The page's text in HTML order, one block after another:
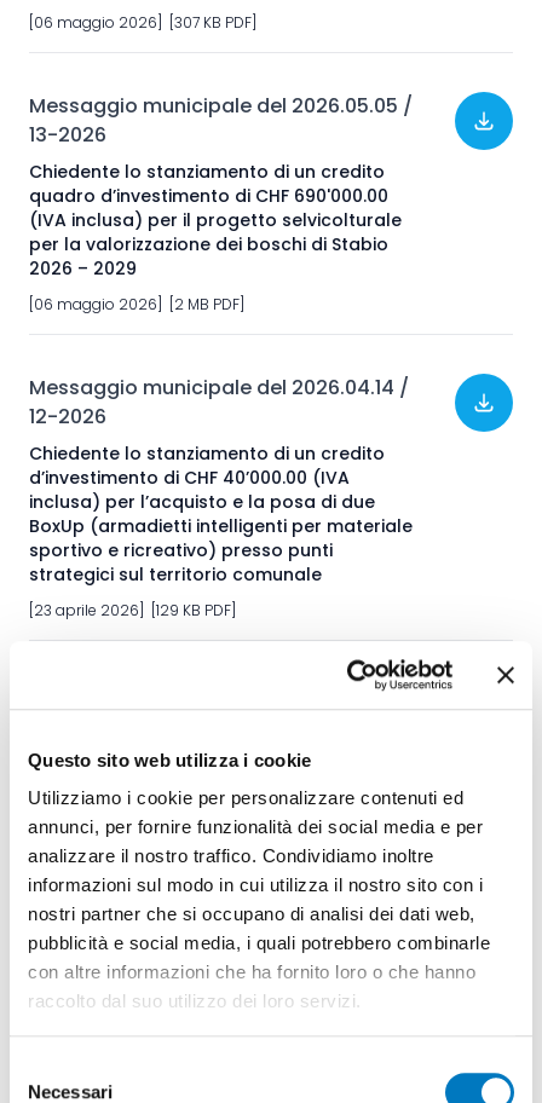
Questo sito web utilizza i cookie
Utilizziamo i cookie per personalizzare contenuti ed
annunci, per fornire funzionalità dei social media e per
analizzare il nostro traffico. Condividiamo inoltre
informazioni sul modo in cui utilizza il nostro sito con i
nostri partner che si occupano di analisi dei dati web,
pubblicità e social media, i quali potrebbero combinarle
con altre informazioni che ha fornito loro o che hanno
raccolto dal suo utilizzo dei loro servizi.
delNecessari
[06 maggio 2026] [307 KB PDF]
Messaggio municipale del 2026.05.05 /
13-2026
Chiedente lo stanziamento di un credito
quadro d’investimento di CHF 690'000.00
(IVA inclusa) per il progetto selvicolturale
per la valorizzazione dei boschi di Stabio
2026 – 2029
[06 maggio 2026] [2 MB PDF]
Messaggio municipale del 2026.04.14 /
12-2026
Chiedente lo stanziamento di un credito
d’investimento di CHF 40’000.00 (IVA
inclusa) per l’acquisto e la posa di due
BoxUp (armadietti intelligenti per materiale
sportivo e ricreativo) presso punti
strategici sul territorio comunale
[23 aprile 2026] [129 KB PDF]
Messaggio municipale del 2026.03.24 /
Chiedente lo stanziamento di un credito
(IVA inclusa) al credito d’investimento di
CHF 635'000.00 (IVA inclusa) per la
realizzazione di un Parkour, Street Workout
e Pumptrack sul mappale no. 687 RFD di
Stabio.
[01 aprile 2026] [132 KB PDF]
Chiedente l’approvazione di un credito